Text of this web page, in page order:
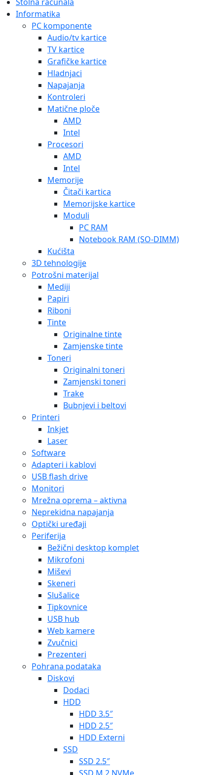
Informatika
PC komponente
Audio/tv kartice
TV kartice
Grafičke kartice
Hladnjaci
Napajanja
Kontroleri
Matične ploče
AMD
Intel
Procesori
AMD
Intel
Memorije
Čitači kartica
Memorijske kartice
Moduli
PC RAM
Notebook RAM (SO-DIMM)
Kućišta
3D tehnologije
Potrošni materijal
Mediji
Papiri
Riboni
Tinte
Originalne tinte
Zamjenske tinte
Toneri
Originalni toneri
Zamjenski toneri
Trake
Bubnjevi i beltovi
Printeri
Inkjet
Laser
Software
Adapteri i kablovi
USB flash drive
Monitori
Mrežna oprema – aktivna
Neprekidna napajanja
Optički uređaji
Periferija
Bežični desktop komplet
Mikrofoni
Miševi
Skeneri
Slušalice
Tipkovnice
USB hub
Web kamere
Zvučnici
Prezenteri
Pohrana podataka
Diskovi
Dodaci
HDD
HDD 3.5″
HDD 2.5″
HDD Externi
SSD
SSD 2.5″